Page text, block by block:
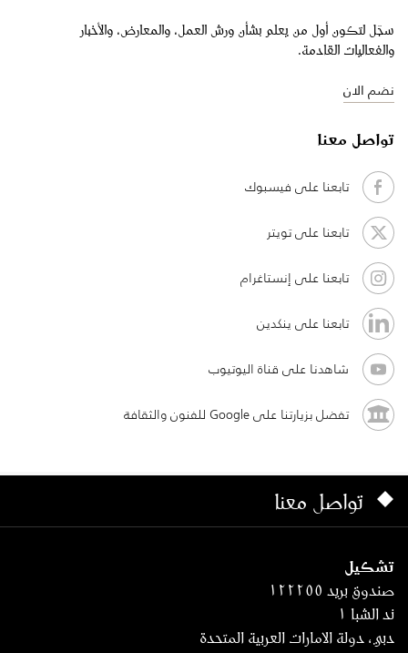
سجّل لتكون أول من يعلم بشأن ورش العمل، والمعارض، والأخبار
والفعاليات القادمة.
نضم الان
تواصل معنا
تابعنا على فيسبوك
تابعنا على تويتر
تابعنا على إنستاغرام
تابعنا على ينكدين
شاهدنا على قناة اليوتيوب
تفضل بزيارتنا على Google للفنون والثقافة
تواصل معنا
تشكيل
صندوق بريد ١٢٢٢٥٥
ند الشبا ١
دبي، دولة الامارات العربية المتحدة